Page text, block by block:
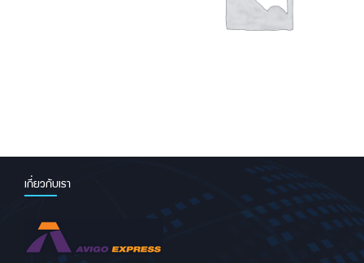
ทอง จุดขาว 160 ml
450.00 ฿290.00
เกี่ยวกับเรา